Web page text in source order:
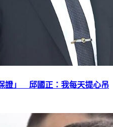
證」 邱國正：我每天提心吊